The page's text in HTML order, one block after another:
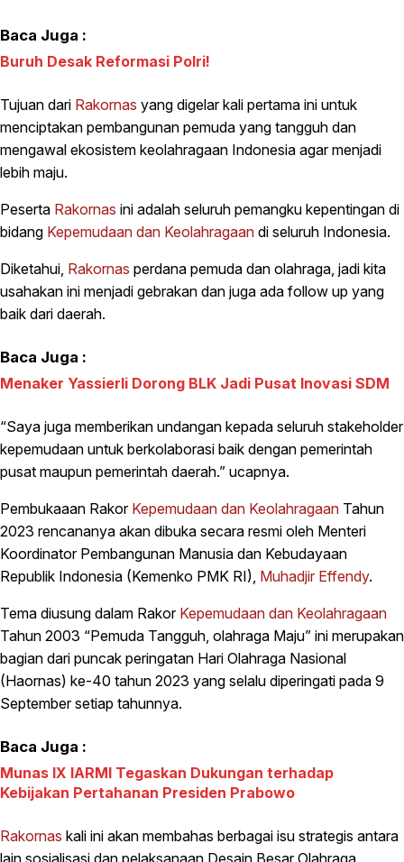
Baca Juga :
Buruh Desak Reformasi Polri!
Tujuan dari Rakornas yang digelar kali pertama ini untuk
menciptakan pembangunan pemuda yang tangguh dan
mengawal ekosistem keolahragaan Indonesia agar menjadi
lebih maju.
Peserta Rakornas ini adalah seluruh pemangku kepentingan di
bidang Kepemudaan dan Keolahragaan di seluruh Indonesia.
Diketahui, Rakornas perdana pemuda dan olahraga, jadi kita
usahakan ini menjadi gebrakan dan juga ada follow up yang
baik dari daerah.
Baca Juga :
Menaker Yassierli Dorong BLK Jadi Pusat Inovasi SDM
“Saya juga memberikan undangan kepada seluruh stakeholder
kepemudaan untuk berkolaborasi baik dengan pemerintah
pusat maupun pemerintah daerah.” ucapnya.
Pembukaaan Rakor Kepemudaan dan Keolahragaan Tahun
2023 rencananya akan dibuka secara resmi oleh Menteri
Koordinator Pembangunan Manusia dan Kebudayaan
Republik Indonesia (Kemenko PMK RI), Muhadjir Effendy.
Tema diusung dalam Rakor Kepemudaan dan Keolahragaan
Tahun 2003 “Pemuda Tangguh, olahraga Maju” ini merupakan
bagian dari puncak peringatan Hari Olahraga Nasional
(Haornas) ke-40 tahun 2023 yang selalu diperingati pada 9
September setiap tahunnya.
Baca Juga :
Munas IX IARMI Tegaskan Dukungan terhadap
Kebijakan Pertahanan Presiden Prabowo
Rakornas kali ini akan membahas berbagai isu strategis antara
lain sosialisasi dan pelaksanaan Desain Besar Olahraga